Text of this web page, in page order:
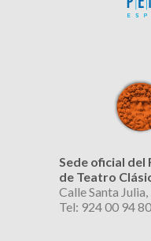
Sede oficial del
de Teatro
Calle Santa
Tel: 924 00 94 80